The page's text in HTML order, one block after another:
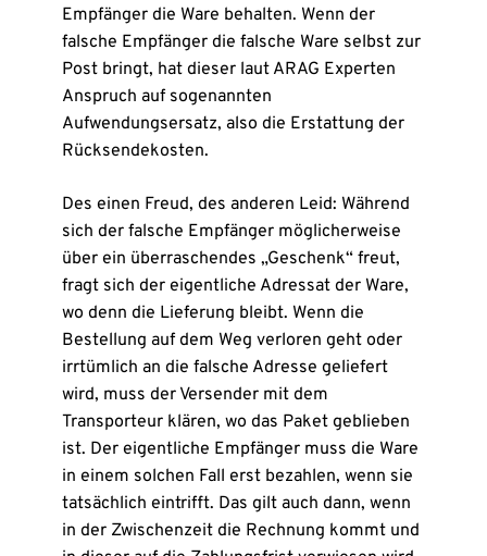
Empfänger die Ware behalten. Wenn der
falsche Empfänger die falsche Ware selbst zur
Post bringt, hat dieser laut ARAG Experten
Anspruch auf sogenannten
Aufwendungsersatz, also die Erstattung der
Rücksendekosten.
Des einen Freud, des anderen Leid: Während
sich der falsche Empfänger möglicherweise
über ein überraschendes „Geschenk“ freut,
fragt sich der eigentliche Adressat der Ware,
wo denn die Lieferung bleibt. Wenn die
Bestellung auf dem Weg verloren geht oder
irrtümlich an die falsche Adresse geliefert
wird, muss der Versender mit dem
Transporteur klären, wo das Paket geblieben
ist. Der eigentliche Empfänger muss die Ware
in einem solchen Fall erst bezahlen, wenn sie
tatsächlich eintrifft. Das gilt auch dann, wenn
in der Zwischenzeit die Rechnung kommt und